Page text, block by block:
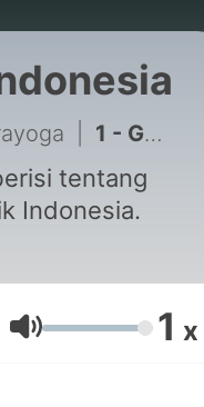
1 - Gema Music
tentang
Indonesia.
Volume 1 x